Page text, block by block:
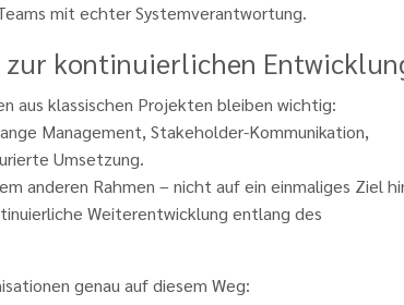
mit echter Systemverantwortung.
zur kontinuierlichen
aus klassischen Projekten bleiben wichtig:
Management, Stakeholder-Kommunikation,
Umsetzung.
anderen Rahmen – nicht auf ein einmaliges Ziel
Weiterentwicklung entlang des
genau auf diesem Weg: